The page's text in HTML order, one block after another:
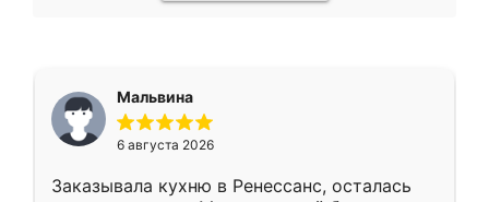
Мальвина
6 августа 2026
Заказывала кухню в Ренессанс, осталась